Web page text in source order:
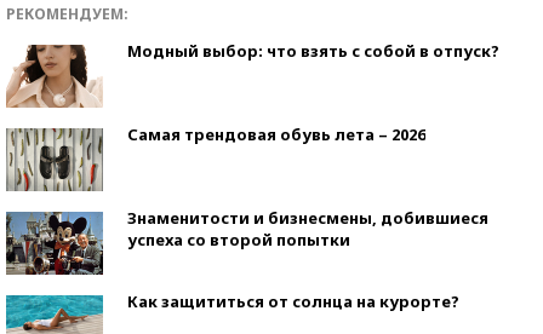
РЕКОМЕНДУЕМ:
Модный выбор: что взять с собой в отпуск?
Самая трендовая обувь лета – 2026
Знаменитости и бизнесмены, добившиеся
успеха со второй попытки
Как защититься от солнца на курорте?